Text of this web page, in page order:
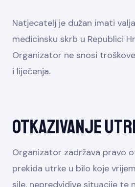
Natjecatelj je dužan imati
medicinsku skrb u Republici
Organizator ne snosi
i liječenja.
Otkazivanje
Organizator zadržava pravo
prekida utrke u bilo koje
sile, nepredvidive situacije te